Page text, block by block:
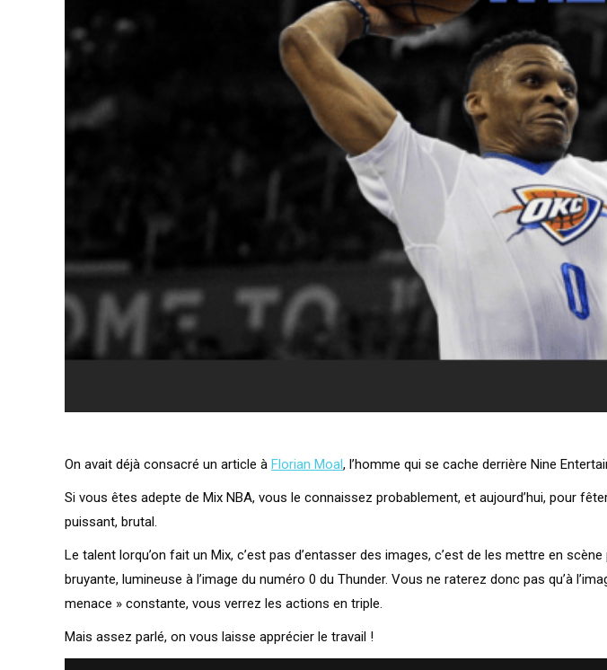
On avait déjà consacré un article à Florian Moal, l’homme qui se cache derrière Nine
Si vous êtes adepte de Mix NBA, vous le connaissez probablement, et aujourd’hui, pour
puissant, brutal.
Le talent lorqu’on fait un Mix, c’est pas d’entasser des images, c’est de les mettre en
bruyante, lumineuse à l’image du numéro 0 du Thunder. Vous ne raterez donc pas qu’à
menace » constante, vous verrez les actions en triple.
Mais assez parlé, on vous laisse apprécier le travail !